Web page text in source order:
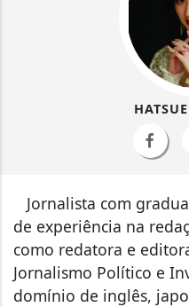
Jornalista com
de experiência na
como redatora e
Jornalismo Político e
domínio de inglês,